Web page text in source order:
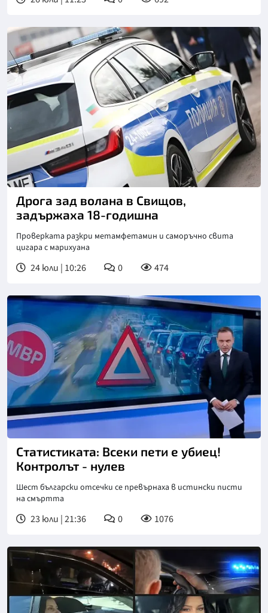
Снимка: БТА
Дрога зад волана в Свищов,
задържаха 18-годишна
Проверката разкри метамфетамин и саморъчно свита
цигара с марихуана
24 юли | 10:26 0 474
Статистиката: Всеки пети е убиец!
Контролът - нулев
Шест български отсечки се превърнаха в истински писти
на смъртта
23 юли | 21:36 0 1076